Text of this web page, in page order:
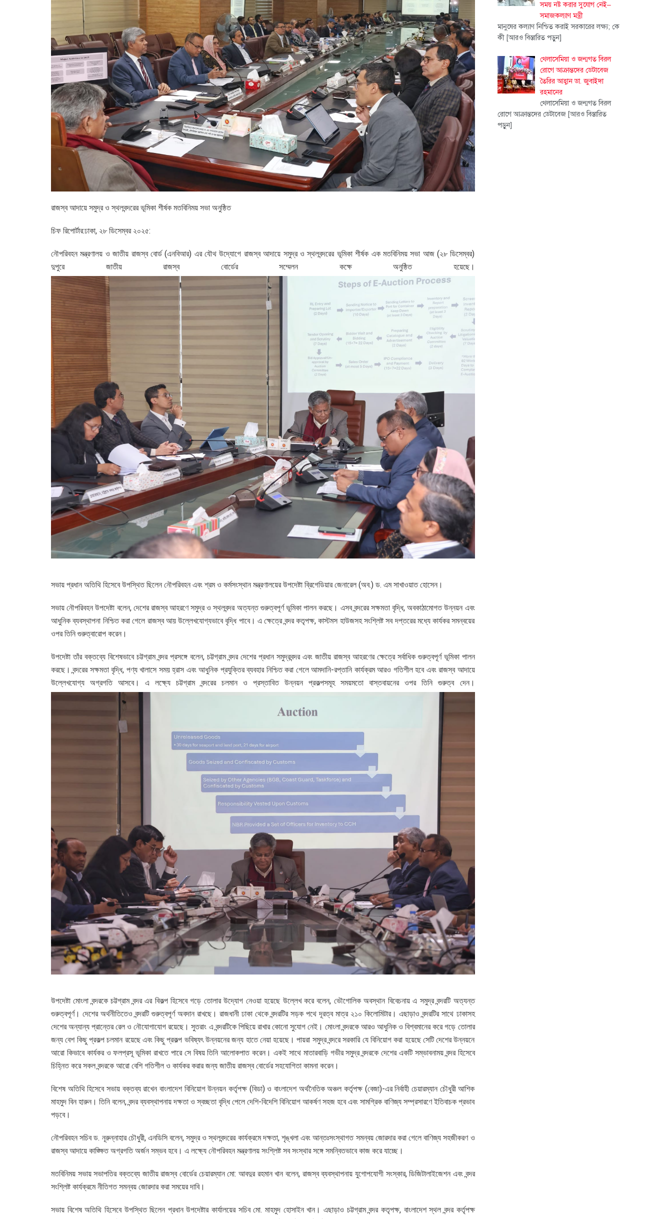
রাজস্ব আদায়ে সমুদ্র ও স্থলবন্দরের ভূমিকা শীর্ষক মতবিনিময় সভা অনুষ্ঠিত
চিফ রিপোর্টার:ঢাকা, ২৮ ডিসেম্বর ২০২৫:
নৌপরিবহন মন্ত্রণালয় ও জাতীয় রাজস্ব বোর্ড (এনবিআর) এর যৌথ উদ্যোগে রাজস্ব আদায়ে সমুদ্র ও স্থলবন্দরের ভূমিকা শীর্ষক এক মতবিনিময় সভা আজ (২৮ ডিসেম্বর)
দুপুরে জাতীয় রাজস্ব বোর্ডের সম্মেলন কক্ষে অনুষ্ঠিত হয়েছে।
সভায় প্রধান অতিথি হিসেবে উপস্থিত ছিলেন নৌপরিবহন এবং শ্রম ও কর্মসংস্থান মন্ত্রণালয়ের উপদেষ্টা ব্রিগেডিয়ার জেনারেল (অব.) ড. এম সাখাওয়াত হোসেন।
সভায় নৌপরিবহন উপদেষ্টা বলেন, দেশের রাজস্ব আহরণে সমুদ্র ও স্থলবন্দর অত্যন্ত গুরুত্বপূর্ণ ভূমিকা পালন করছে। এসব বন্দরের সক্ষমতা বৃদ্ধি, অবকাঠামোগত উন্নয়ন এবং
আধুনিক ব্যবস্থাপনা নিশ্চিত করা গেলে রাজস্ব আয় উল্লেখযোগ্যভাবে বৃদ্ধি পাবে। এ ক্ষেত্রে বন্দর কতৃপক্ষ, কাস্টমস হাউজসহ সংশ্লিষ্ট সব দপ্তরের মধ্যে কার্যকর সমন্বয়ের
ওপর তিনি গুরুত্বারোপ করেন।
উপদেষ্টা তাঁর বক্তব্যে বিশেষভাবে চট্টগ্রাম বন্দর প্রসঙ্গে বলেন, চট্টগ্রাম বন্দর দেশের প্রধান সমুদ্রবন্দর এবং জাতীয় রাজস্ব আহরণের ক্ষেত্রে সর্বাধিক গুরুত্বপূর্ণ ভূমিকা পালন
করছে। বন্দরের সক্ষমতা বৃদ্ধি, পণ্য খালাসে সময় হ্রাস এবং আধুনিক প্রযুক্তির ব্যবহার নিশ্চিত করা গেলে আমদানি-রপ্তানি কার্যক্রম আরও গতিশীল হবে এবং রাজস্ব আদায়ে
উল্লেখযোগ্য অগ্রগতি আসবে। এ লক্ষ্যে চট্টগ্রাম বন্দরের চলমান ও প্রস্তাবিত উন্নয়ন প্রকল্পসমূহ সময়মতো বাস্তবায়নের ওপর তিনি গুরুত্ব দেন।
উপদেষ্টা মোংলা বন্দরকে চট্টগ্রাম বন্দর এর বিকল্প হিসেবে গড়ে তোলার উদ্যোগ নেওয়া হয়েছে উল্লেখ করে বলেন, ভৌগোলিক অবস্থান বিবেচনায় এ সমুদ্র বন্দরটি অত্যন্ত
গুরুত্বপূর্ণ। দেশের অর্থনীতিতেও বন্দরটি গুরুত্বপূর্ণ অবদান রাখছে। রাজধানী ঢাকা থেকে বন্দরটির সড়ক পথে দূরত্ব মাত্র ২১০ কিলোমিটার। এছাড়াও বন্দরটির সাথে ঢাকাসহ
দেশের অন্যান্য প্রান্তের রেল ও নৌযোগাযোগ রয়েছে। সুতরাং এ বন্দরটিকে পিছিয়ে রাখার কোনো সুযোগ নেই। মোংলা বন্দরকে আরও আধুনিক ও বিশ্বমানের করে গড়ে তোলার
জন্য বেশ কিছু প্রকল্প চলমান রয়েছে এবং কিছু প্রকল্প ভবিষ্যৎ উন্নয়নের জন্য হাতে নেয়া হয়েছে। পায়রা সমুদ্র বন্দরে সরকারি যে বিনিয়োগ করা হয়েছে সেটি দেশের উন্নয়নে
আরো কিভাবে কার্যকর ও ফলপ্রসূ ভূমিকা রাখতে পারে সে বিষয় তিনি আলোকপাত করেন। একই সাথে মাতারবাড়ি গভীর সমুদ্র বন্দরকে দেশের একটি সম্ভাবনাময় বন্দর হিসেবে
চিহ্নিত করে সকল বন্দরকে আরো বেশি গতিশীল ও কার্যকর করার জন্য জাতীয় রাজস্ব বোর্ডের সহযোগিতা কামনা করেন।
বিশেষ অতিথি হিসেবে সভায় বক্তব্য রাখেন বাংলাদেশ বিনিয়োগ উন্নয়ন কর্তৃপক্ষ (বিডা) ও বাংলাদেশ অর্থনৈতিক অঞ্চল কর্তৃপক্ষ (বেজা)-এর নির্বাহী চেয়ারম্যান চৌধুরী আশিক
মাহমুদ বিন হারুন। তিনি বলেন, বন্দর ব্যবস্থাপনায় দক্ষতা ও স্বচ্ছতা বৃদ্ধি পেলে দেশি-বিদেশি বিনিয়োগ আকর্ষণ সহজ হবে এবং সামগ্রিক বাণিজ্য সম্প্রসারণে ইতিবাচক প্রভাব
পড়বে।
নৌপরিবহন সচিব ড. নূরুন্নাহার চৌধুরী, এনডিসি বলেন, সমুদ্র ও স্থলবন্দরের কার্যক্রমে দক্ষতা, শৃঙ্খলা এবং আন্তঃসংস্থাগত সমন্বয় জোরদার করা গেলে বাণিজ্য সহজীকরণ ও
রাজস্ব আদায়ে কাঙ্ক্ষিত অগ্রগতি অর্জন সম্ভব হবে। এ লক্ষ্যে নৌপরিবহন মন্ত্রণালয় সংশ্লিষ্ট সব সংস্থার সঙ্গে সমন্বিতভাবে কাজ করে যাচ্ছে।
মতবিনিময় সভায় সভাপতির বক্তব্যে জাতীয় রাজস্ব বোর্ডের চেয়ারম্যান মো: আবদুর রহমান খান বলেন, রাজস্ব ব্যবস্থাপনায় যুগোপযোগী সংস্কার, ডিজিটালাইজেশন এবং বন্দর
সংশ্লিষ্ট কার্যক্রমে নীতিগত সমন্বয় জোরদার করা সময়ের দাবি।
সভায় বিশেষ অতিথি হিসেবে উপস্থিত ছিলেন প্রধান উপদেষ্টার কার্যালয়ের সচিব মো. মাহমুদ হোসাইন খান। এছাড়াও চট্টগ্রাম বন্দর কতৃপক্ষ, বাংলাদেশ স্থল বন্দর কর্তৃপক্ষ
সময় নষ্ট করার সুযোগ নেই–
সমাজকল্যাণ মন্ত্রী
মানুষের কল্যাণ নিশ্চিত করাই সরকারের লক্ষ্য; কে
কী [আরও বিস্তারিত পড়ুন]
থেলাসেমিয়া ও জন্মগত বিরল
রোগে আক্রান্তদের ডেটাবেজ
তৈরির আহ্বান ডা. জুবাইদা
রহমানের
থেলাসেমিয়া ও জন্মগত বিরল
রোগে আক্রান্তদের ডেটাবেজ [আরও বিস্তারিত
পড়ুন]